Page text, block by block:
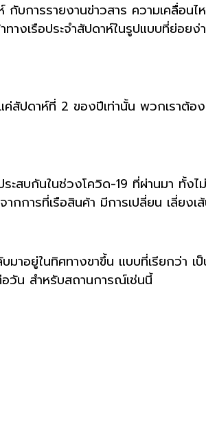
กับการรายงานข่าวสาร ความเคลื่อน
งเรือประจำสัปดาห์ในรูปแบบที่ย่อยง่
สัปดาห์ที่ 2 ของปีเท่านั้น พวกเราต้อ
สบกันในช่วงโควิด-19 ที่ผ่านมา ทั้งไ
การที่เรือสินค้า มีการเปลี่ยน เลี่ยงเ
าอยู่ในทิศทางขาขึ้น แบบที่เรียกว่า เ
วัน สำหรับสถานการณ์เช่นนี้